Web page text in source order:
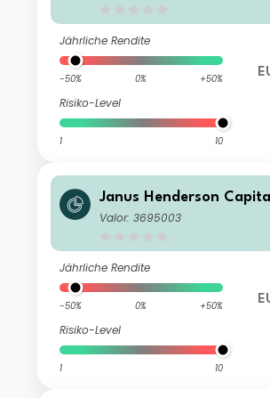
Jährliche Rendite
-50% 0% +50%
Risiko-Level
1 10
Janus Henderson
Global Technology and
Valor: 3695003
Jährliche Rendite
-50% 0% +50%
Risiko-Level
1 10